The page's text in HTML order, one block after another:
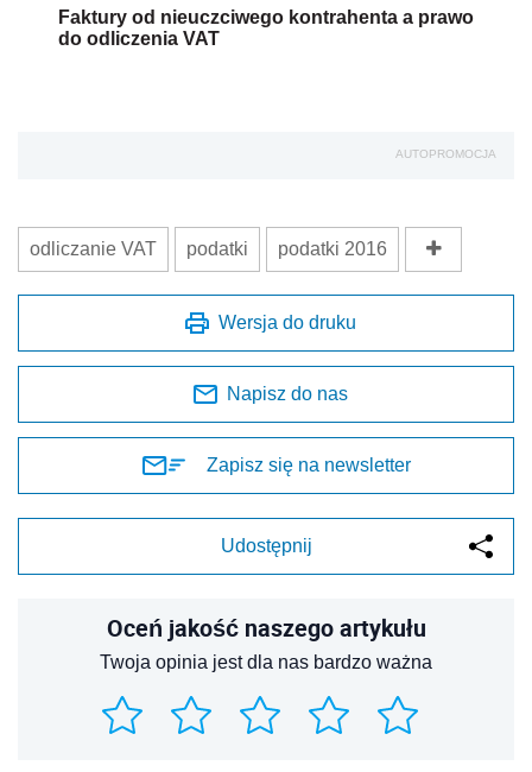
Faktury od nieuczciwego kontrahenta a prawo
do odliczenia VAT
AUTOPROMOCJA
odliczanie VAT podatki podatki 2016
Wersja do druku
Napisz do nas
Zapisz się na newsletter
Udostępnij
Oceń jakość naszego artykułu
Twoja opinia jest dla nas bardzo ważna